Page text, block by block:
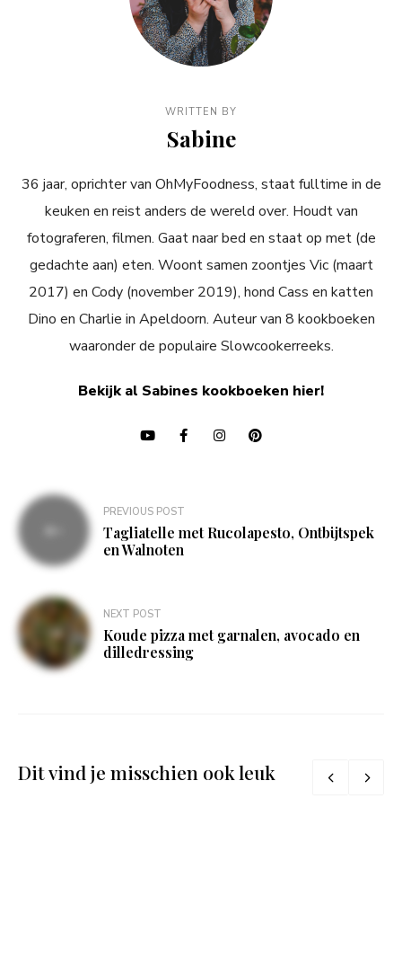
WRITTEN BY
Sabine
36 jaar, oprichter van OhMyFoodness, staat fulltime in de
keuken en reist anders de wereld over. Houdt van
fotograferen, filmen. Gaat naar bed en staat op met (de
gedachte aan) eten. Woont samen zoontjes Vic (maart
2017) en Cody (november 2019), hond Cass en katten
Dino en Charlie in Apeldoorn. Auteur van 8 kookboeken
waaronder de populaire Slowcookerreeks.
Bekijk al Sabines kookboeken hier!
Bericht
navigatie
PREVIOUS POST
Tagliatelle met Rucolapesto, Ontbijtspek
en Walnoten
NEXT POST
Koude pizza met garnalen, avocado en
dilledressing
Dit vind je misschien ook leuk